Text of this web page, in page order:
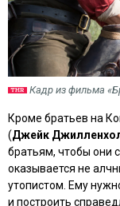
Кадр из фильма
Кроме братьев на
(Джейк
братьям, чтобы они
оказывается не
утопистом. Ему
и построить